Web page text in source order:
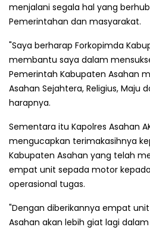
menjalani segala hal yang
Pemerintahan dan masyarakat.
"Saya berharap Forkopimda
membantu saya dalam
Pemerintah Kabupaten Asahan
Asahan Sejahtera, Religius, Maju
harapnya.
Sementara itu Kapolres Asahan
mengucapkan terimakasihnya
Kabupaten Asahan yang telah
empat unit sepada motor
operasional tugas.
"Dengan diberikannya empat
Asahan akan lebih giat lagi